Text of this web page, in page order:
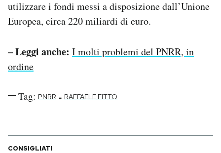
utilizzare i fondi messi a disposizione dall’Unione
Europea, circa 220 miliardi di euro.
– Leggi anche: I molti problemi del PNRR, in
ordine
Tag: PNRR - RAFFAELE FITTO
CONSIGLIATI